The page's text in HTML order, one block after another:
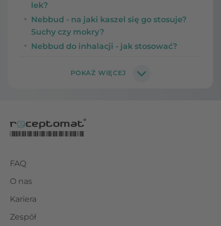
lek?
Nebbud - na jaki kaszel się go stosuje?
Suchy czy mokry?
Nebbud do inhalacji - jak stosować?
FAQ
O nas
Kariera
Zespół